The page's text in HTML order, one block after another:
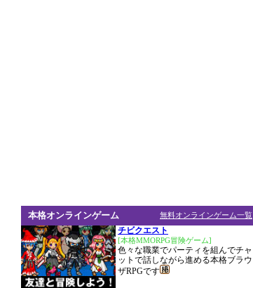
無料オンラインゲーム一覧
本格オンラインゲーム
チビクエスト
[本格MMORPG冒険ゲーム]
色々な職業でパーティを組んでチャ
ットで話しながら進める本格ブラウ
ザRPGです